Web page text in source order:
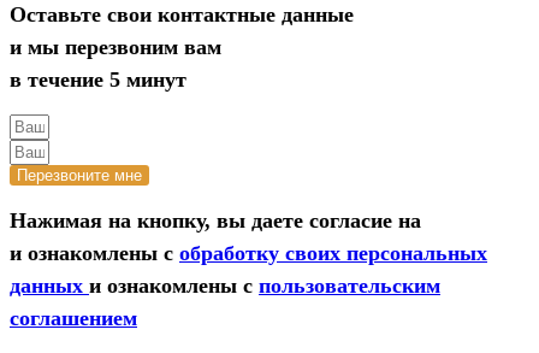
Оставьте свои контактные данные
и мы перезвоним вам
в течение 5 минут
Перезвоните мне
Нажимая на кнопку, вы даете согласие на
и ознакомлены с обработку своих персональных
данных и ознакомлены с пользовательским
соглашением